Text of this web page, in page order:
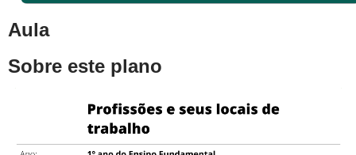
Aula
Sobre este plano